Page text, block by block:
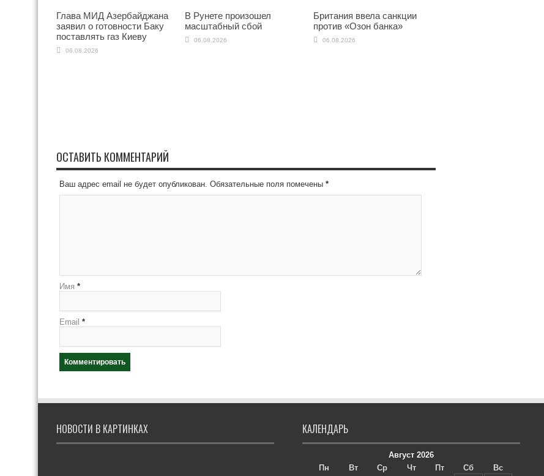
Глава МИД Азербайджана
заявил о готовности Баку
поставлять газ Киеву
06.08.2026
В Рунете произошел
масштабный сбой
06.08.2026
Британия ввела санкции
против «Озон банка»
06.08.2026
ОСТАВИТЬ КОММЕНТАРИЙ
Ваш адрес email не будет опубликован. Обязательные поля помечены *
Имя *
Email *
НОВОСТИ В КАРТИНКАХ КАЛЕНДАРЬ
Август 2026
Пн
Вт Ср Чт Пт Сб Вс